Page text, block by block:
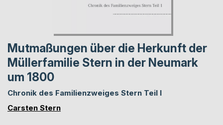
Mutmaßungen über die Herkunft der
Müllerfamilie Stern in der Neumark
um 1800
Chronik des Familienzweiges Stern Teil I
Carsten Stern